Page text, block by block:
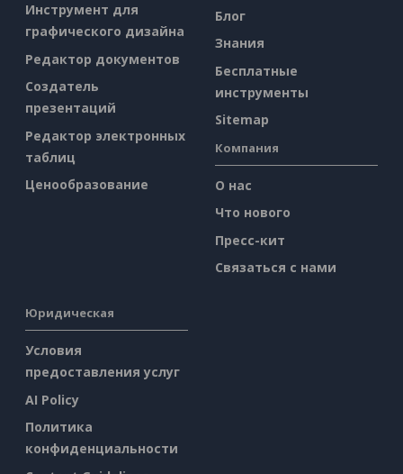
Инструмент для
графического дизайна
Редактор документов
Создатель
презентаций
Редактор электронных
таблиц
Ценообразование
Блог
Знания
Бесплатные
инструменты
Sitemap
Компания
О нас
Что нового
Пресс-кит
Связаться с нами
Юридическая
Условия
предоставления услуг
AI Policy
Политика
конфиденциальности